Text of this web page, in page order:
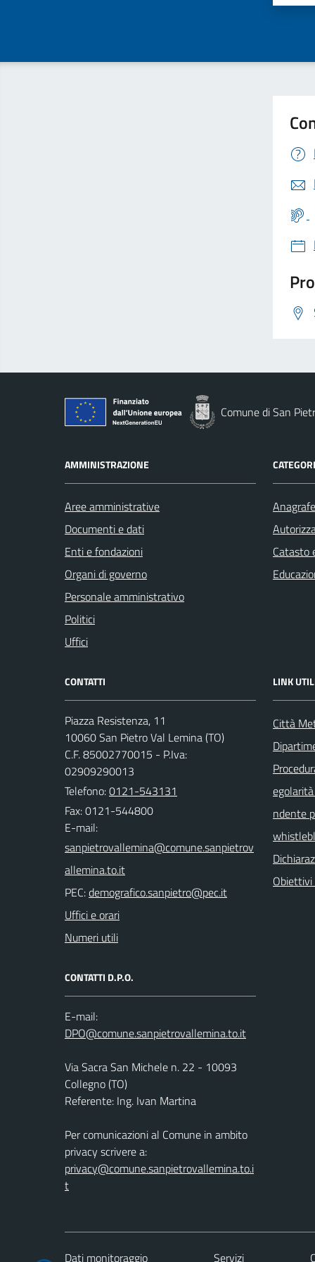
Comune di San
AMMINISTRAZIONE
Aree amministrative
Documenti e dati
Enti e fondazioni
Organi di governo
Personale amministrativo
Politici
Uffici
Catasto
CONTATTI
Piazza Resistenza, 11
10060 San Pietro Val Lemina (TO)
C.F. 85002770015 - P.Iva:
02909290013
Telefono:0121-543131
Fax: 0121-544800
E-mail:
PEC:
Uffici e orari
Numeri utili
CONTATTI D.P.O.
E-mail:
Via Sacra San Michele n. 22 - 10093
Collegno (TO)
Referente: Ing. Ivan Martina
Per comunicazioni al Comune in ambito
privacy scrivere a:
privacy@comune.sanpietrovallemina.to.i
t
LINK
Città
ndente
Obiettivi
Dati monitoraggio Servizi